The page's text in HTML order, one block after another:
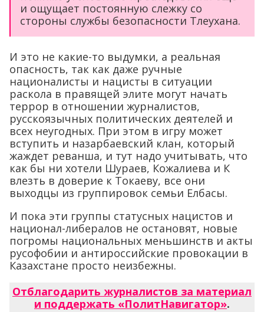
и ощущает постоянную слежку со
стороны службы безопасности Тлеухана.
И это не какие-то выдумки, а реальная
опасность, так как даже ручные
националисты и нацисты в ситуации
раскола в правящей элите могут начать
террор в отношении журналистов,
русскоязычных политических деятелей и
всех неугодных. При этом в игру может
вступить и назарбаевский клан, который
жаждет реванша, и тут надо учитывать, что
как бы ни хотели Шураев, Кожалиева и К
влезть в доверие к Токаеву, все они
выходцы из группировок семьи Елбасы.
И пока эти группы статусных нацистов и
национал-либералов не остановят, новые
погромы национальных меньшинств и акты
русофобии и антироссийские провокации в
Казахстане просто неизбежны.
Отблагодарить журналистов за материал
и поддержать «ПолитНавигатор».